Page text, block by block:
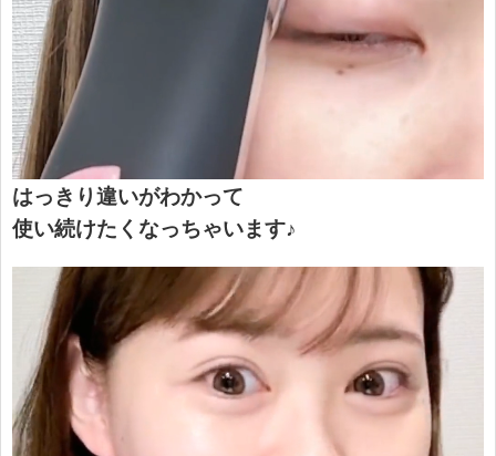
はっきり違いがわかって
使い続けたくなっちゃいます♪